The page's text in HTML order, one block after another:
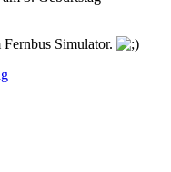
Simulator.